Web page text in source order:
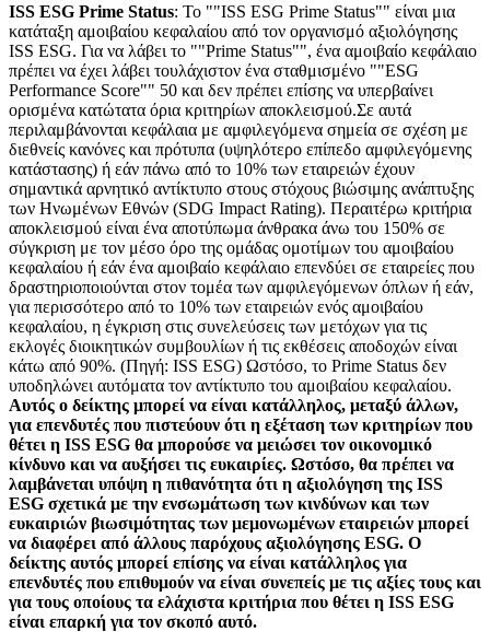
ISS ESG Prime Status: Το ""ISS ESG Prime Status"" είναι μια
κατάταξη αμοιβαίου κεφαλαίου από τον οργανισμό αξιολόγησης
ISS ESG. Για να λάβει το ""Prime Status"", ένα αμοιβαίο κεφάλαιο
πρέπει να έχει λάβει τουλάχιστον ένα σταθμισμένο ""ESG
Performance Score"" 50 και δεν πρέπει επίσης να υπερβαίνει
ορισμένα κατώτατα όρια κριτηρίων αποκλεισμού.Σε αυτά
περιλαμβάνονται κεφάλαια με αμφιλεγόμενα σημεία σε σχέση με
διεθνείς κανόνες και πρότυπα (υψηλότερο επίπεδο αμφιλεγόμενης
κατάστασης) ή εάν πάνω από το 10% των εταιρειών έχουν
σημαντικά αρνητικό αντίκτυπο στους στόχους βιώσιμης ανάπτυξης
των Ηνωμένων Εθνών (SDG Impact Rating). Περαιτέρω κριτήρια
αποκλεισμού είναι ένα αποτύπωμα άνθρακα άνω του 150% σε
σύγκριση με τον μέσο όρο της ομάδας ομοτίμων του αμοιβαίου
κεφαλαίου ή εάν ένα αμοιβαίο κεφάλαιο επενδύει σε εταιρείες που
δραστηριοποιούνται στον τομέα των αμφιλεγόμενων όπλων ή εάν,
για περισσότερο από το 10% των εταιρειών ενός αμοιβαίου
κεφαλαίου, η έγκριση στις συνελεύσεις των μετόχων για τις
εκλογές διοικητικών συμβουλίων ή τις εκθέσεις αποδοχών είναι
κάτω από 90%. (Πηγή: ISS ESG) Ωστόσο, το Prime Status δεν
υποδηλώνει αυτόματα τον αντίκτυπο του αμοιβαίου κεφαλαίου.
Αυτός ο δείκτης μπορεί να είναι κατάλληλος, μεταξύ άλλων,
για επενδυτές που πιστεύουν ότι η εξέταση των κριτηρίων που
θέτει η ISS ESG θα μπορούσε να μειώσει τον οικονομικό
κίνδυνο και να αυξήσει τις ευκαιρίες. Ωστόσο, θα πρέπει να
λαμβάνεται υπόψη η πιθανότητα ότι η αξιολόγηση της ISS
ESG σχετικά με την ενσωμάτωση των κινδύνων και των
ευκαιριών βιωσιμότητας των μεμονωμένων εταιρειών μπορεί
να διαφέρει από άλλους παρόχους αξιολόγησης ESG. Ο
δείκτης αυτός μπορεί επίσης να είναι κατάλληλος για
επενδυτές που επιθυμούν να είναι συνεπείς με τις αξίες τους και
για τους οποίους τα ελάχιστα κριτήρια που θέτει η ISS ESG
είναι επαρκή για τον σκοπό αυτό.